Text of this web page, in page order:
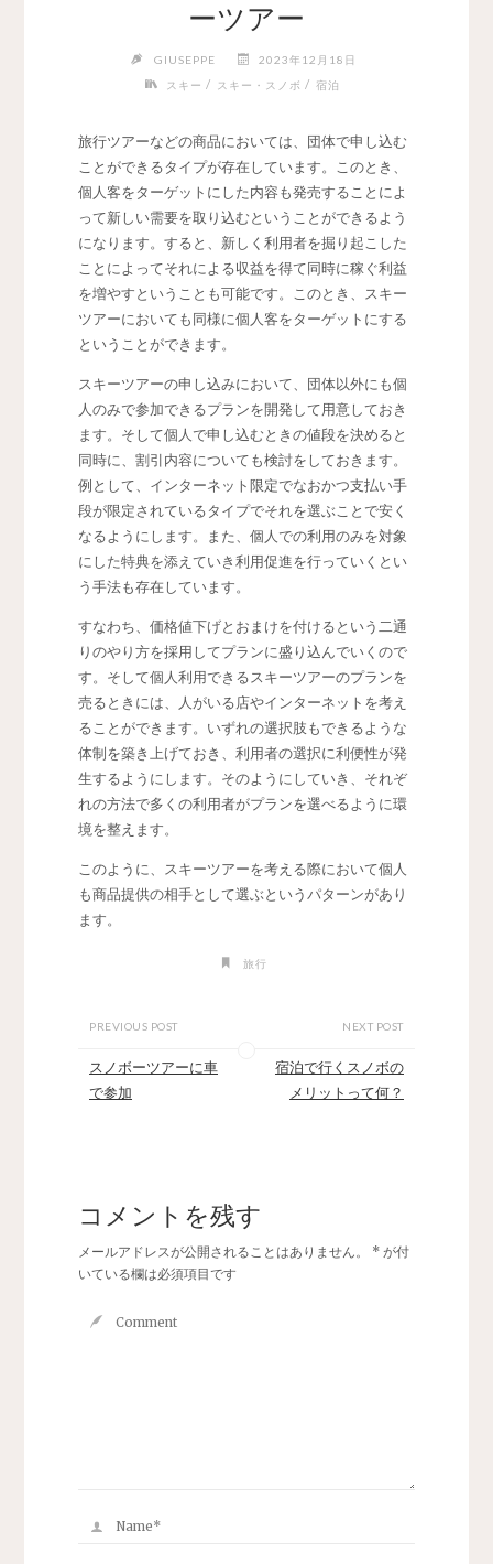
ーツアー
GIUSEPPE
2023年12月18日
スキー / スキー・スノボ / 宿泊
旅行ツアーなどの商品においては、団体で申し込む
ことができるタイプが存在しています。 このとき、
個人客をターゲットにした内容も発売することによ
って新しい需要を取り込むということができるよう
になります。すると、新しく利用者を掘り起こした
ことによってそれによる収益を得て同時に稼ぐ利益
を増やすということも可能です。このとき、スキー
ツアーにおいても同様に個人客をターゲットにする
ということができます。
スキーツアーの申し込みにおいて、団体以外にも個
人のみで参加できるプランを開発して用意しておき
ます。そして個人で申し込むときの値段を決めると
同時に、割引内容についても検討をしておきます。
例として、インターネット限定でなおかつ支払い手
段が限定されているタイプでそれを選ぶことで安く
なるようにします。また、個人での利用のみを対象
にした特典を添えていき利用促進を行っていくとい
う手法も存在しています。
すなわち、価格値下げとおまけを付けるという二通
りのやり方を採用してプランに盛り込んでいくので
す。そして個人利用できるスキーツアーのプランを
売るときには、人がいる店やインターネットを考え
ることができます。いずれの選択肢もできるような
体制を築き上げておき、利用者の選択に利便性が発
生するようにします。そのようにしていき、それぞ
れの方法で多くの利用者がプランを選べるように環
境を整えます。
このように、スキーツアーを考える際において個人
も商品提供の相手として選ぶというパターンがあり
ます。
旅行
PREVIOUS POST
スノボーツアーに車
で参加
NEXT POST
宿泊で行くスノボの
メリットって何？
コメントを残す
メールアドレスが公開されることはありません。 *が付
いている欄は必須項目です